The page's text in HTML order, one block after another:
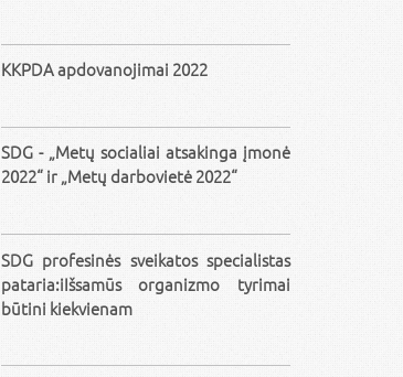
KKPDA apdovanojimai 2022
SDG - „Metų socialiai atsakinga įmonė
2022“ ir „Metų darbovietė 2022“
SDG profesinės sveikatos specialistas
pataria:iIšsamūs organizmo tyrimai
būtini kiekvienam